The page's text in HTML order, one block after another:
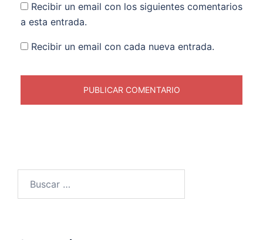
Recibir un email con los siguientes comentarios
a esta entrada.
Recibir un email con cada nueva entrada.